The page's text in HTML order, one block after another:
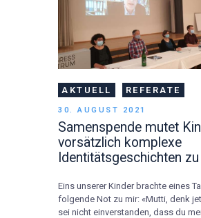
AKTUELL REFERATE
30. AUGUST 2021
Samenspende mutet
vorsätzlich komplexe
Identitätsgeschichten zu
Eins unserer Kinder brachte eines
folgende Not zu mir: «Mutti, denk
sei nicht einverstanden, dass du